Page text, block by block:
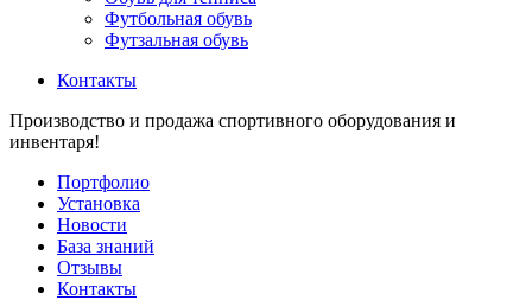
Футбольная обувь
Футзальная обувь
Контакты
Производство и продажа спортивного оборудования и
инвентаря!
Портфолио
Установка
Новости
База знаний
Отзывы
Контакты